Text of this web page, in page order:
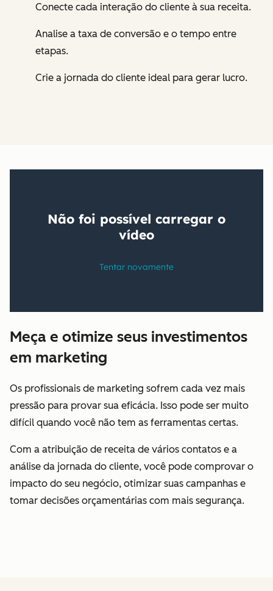
Conecte cada interação do cliente à sua receita.
Analise a taxa de conversão e o tempo entre
etapas.
Crie a jornada do cliente ideal para gerar lucro.
Meça e otimize seus investimentos
em marketing
Os profissionais de marketing sofrem cada vez mais
pressão para provar sua eficácia. Isso pode ser muito
difícil quando você não tem as ferramentas certas.
Com a atribuição de receita de vários contatos e a
análise da jornada do cliente, você pode comprovar o
impacto do seu negócio, otimizar suas campanhas e
tomar decisões orçamentárias com mais segurança.